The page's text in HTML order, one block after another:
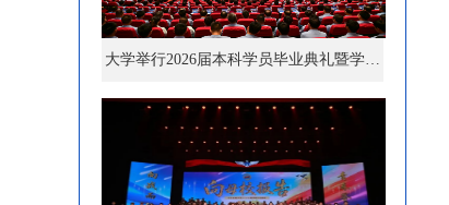
大学举行2026届本科学员毕业典礼暨学…